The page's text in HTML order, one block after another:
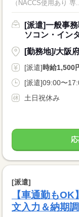
（NACCS使用あり 専
[派遣]一般事
ソコン・イン
[勤務地]/大阪
[派遣]時給1,500
[派遣]09:00〜
土日祝休み
[派遣]
【車通勤も
文入力＆納期